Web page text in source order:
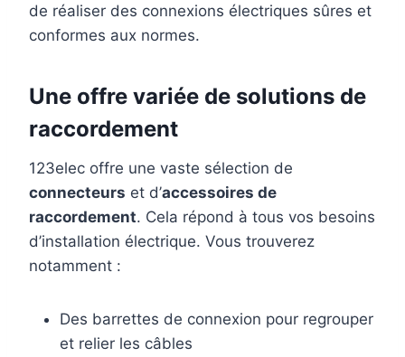
de réaliser des connexions électriques sûres et
conformes aux normes.
Une offre variée de solutions de
raccordement
123elec offre une vaste sélection de
connecteurs et d’accessoires de
raccordement. Cela répond à tous vos besoins
d’installation électrique. Vous trouverez
notamment :
Des barrettes de connexion pour regrouper
et relier les câbles